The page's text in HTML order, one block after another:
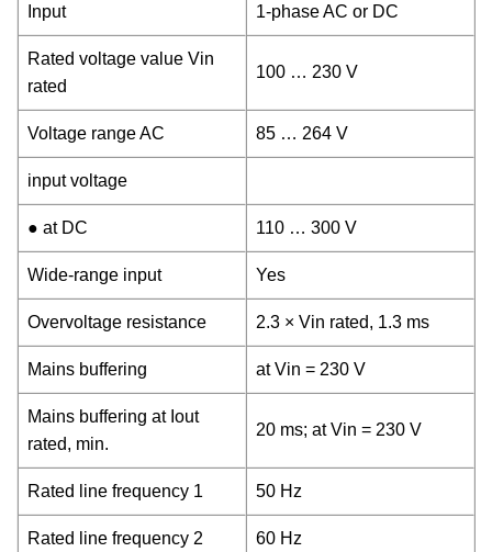
Input 1-phase AC or DC
Rated voltage value Vin
rated
100 … 230 V
Voltage range AC 85 … 264 V
input voltage
● at DC 110 … 300 V
Wide-range input Yes
Overvoltage resistance 2.3 × Vin rated, 1.3 ms
Mains buffering at Vin = 230 V
Mains buffering at Iout
rated, min.
20 ms; at Vin = 230 V
Rated line frequency 1 50 Hz
Rated line frequency 2 60 Hz